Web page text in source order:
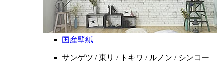
国産壁紙
サンゲツ / 東リ / トキワ / ルノン / シンコー